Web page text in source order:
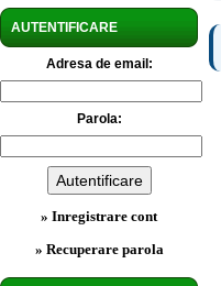
AUTENTIFICARE
Adresa de email:
Parola:
» Inregistrare cont
» Recuperare parola